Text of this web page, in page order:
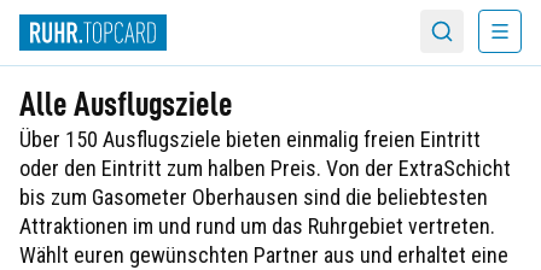
Menü
Alle Ausflugsziele
Über 150 Ausflugsziele bieten einmalig freien Eintritt
oder den Eintritt zum halben Preis. Von der ExtraSchicht
bis zum Gasometer Oberhausen sind die beliebtesten
Attraktionen im und rund um das Ruhrgebiet vertreten.
Wählt euren gewünschten Partner aus und erhaltet eine